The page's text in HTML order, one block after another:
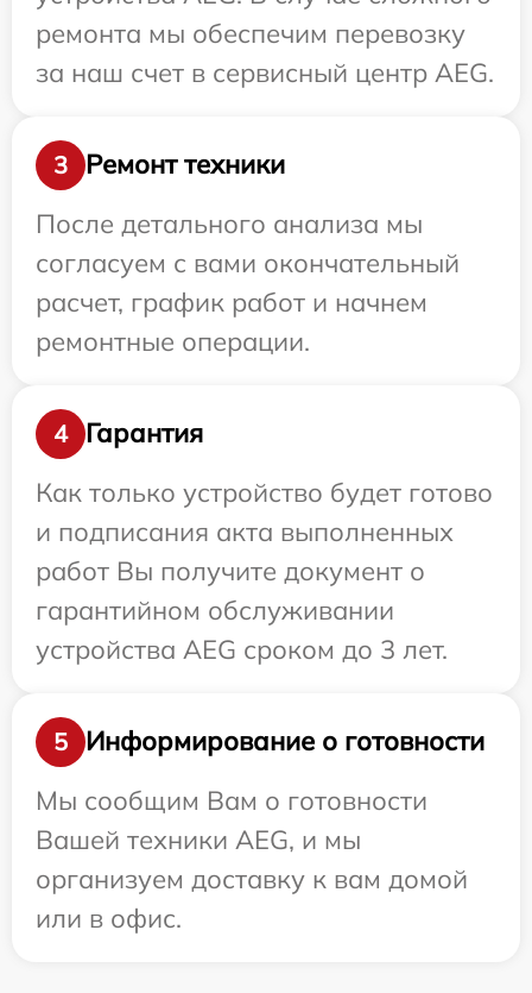
ремонта мы обеспечим перевозку
за наш счет в сервисный центр AEG.
3
Ремонт техники
После детального анализа мы
согласуем с вами окончательный
расчет, график работ и начнем
ремонтные операции.
4
Гарантия
Как только устройство будет готово
и подписания акта выполненных
работ Вы получите документ о
гарантийном обслуживании
устройства AEG сроком до 3 лет.
5
Информирование о готовности
Мы сообщим Вам о готовности
Вашей техники AEG, и мы
организуем доставку к вам домой
или в офис.